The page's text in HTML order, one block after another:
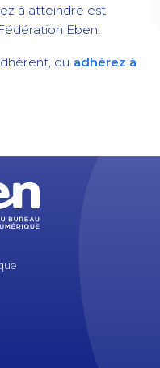
à atteindre est
Eben.
ou adhérez à